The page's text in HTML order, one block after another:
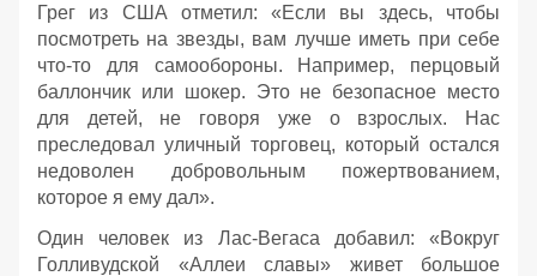
Грег из США отметил: «Если вы здесь, чтобы
посмотреть на звезды, вам лучше иметь при себе
что-то для самообороны. Например, перцовый
баллончик или шокер. Это не безопасное место
для детей, не говоря уже о взрослых. Нас
преследовал уличный торговец, который остался
недоволен добровольным пожертвованием,
которое я ему дал».
Один человек из Лас-Вегаса добавил: «Вокруг
Голливудской «Аллеи славы» живет большое